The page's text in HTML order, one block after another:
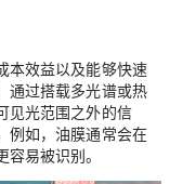
本效益以及能够快速
通过搭载多光谱或热
见光范围之外的信
例如，油膜通常会在
易被识别。